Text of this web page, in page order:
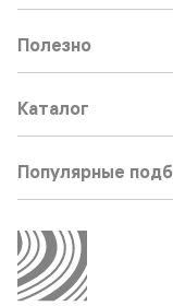
Полезно
Каталог
Популярные